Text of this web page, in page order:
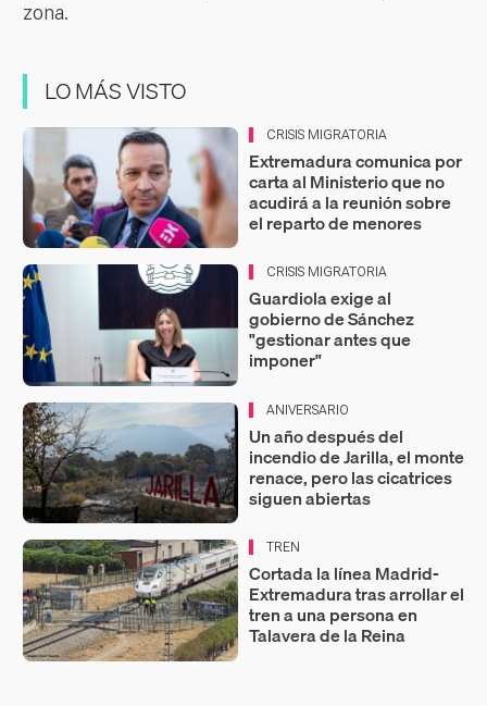
zona.
LO MÁS VISTO
CRISIS MIGRATORIA
Extremadura comunica por
carta al Ministerio que no
acudirá a la reunión sobre
el reparto de menores
CRISIS MIGRATORIA
Guardiola exige al
gobierno de Sánchez
"gestionar antes que
imponer"
ANIVERSARIO
Un año después del
incendio de Jarilla, el monte
renace, pero las cicatrices
siguen abiertas
TREN
Cortada la línea Madrid-
Extremadura tras arrollar el
tren a una persona en
Talavera de la Reina